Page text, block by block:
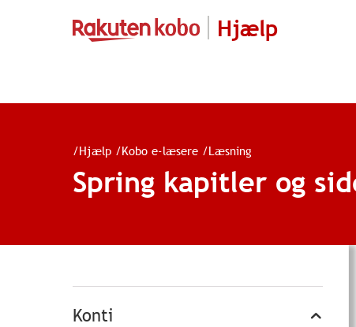
Hjælp
/Hjælp /Kobo e-læsere /Læsning
Spring kapitler og
Konti